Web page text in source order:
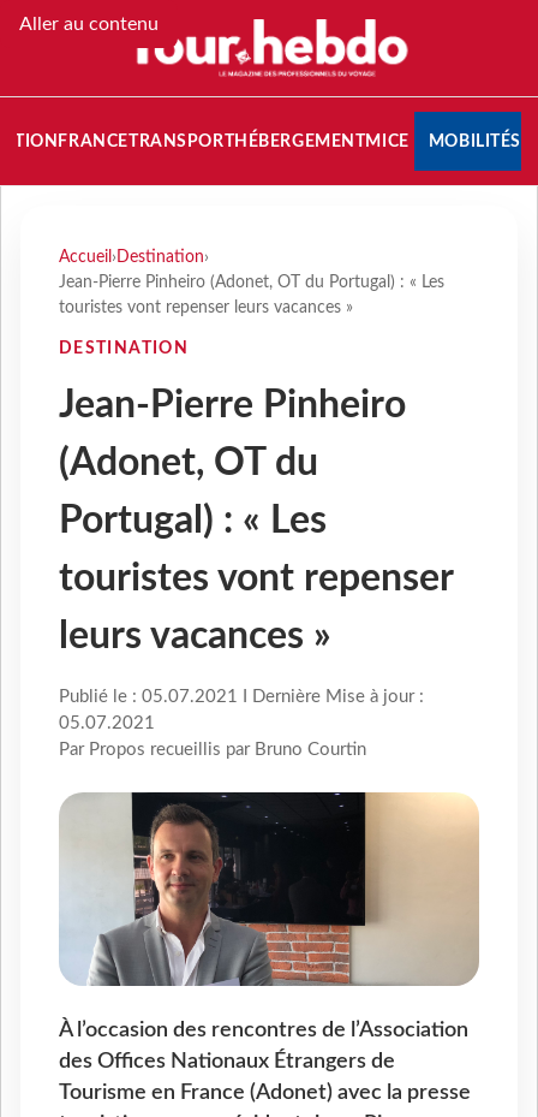
Aller au contenu
FRANCETRANSPORT HÉBERGEMENTMICE MOBILITÉS
Accueil › Destination›
Jean-Pierre Pinheiro (Adonet, OT du Portugal) : « Les
touristes vont repenser leurs vacances »
DESTINATION
Jean-Pierre Pinheiro
(Adonet, OT du
Portugal) : « Les
touristes vont repenser
leurs vacances »
Publié le : 05.07.2021 I Dernière Mise à jour :
05.07.2021
Par Propos recueillis par Bruno Courtin
À l’occasion des rencontres de l’Association
des Offices Nationaux Étrangers de
Tourisme en France (Adonet) avec la presse